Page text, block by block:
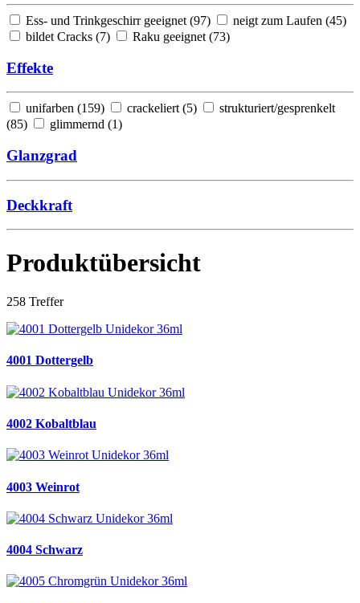
Ess- und Trinkgeschirr geeignet (97) neigt zum Laufen (45)
bildet Cracks (7) Raku geeignet (73)
Effekte
unifarben (159) crackeliert (5)
strukturiert/gesprenkelt
(85) glimmernd (1)
Glanzgrad
Deckkraft
Produktübersicht
258 Treffer
4001 Dottergelb
4002 Kobaltblau
4003 Weinrot
4004 Schwarz